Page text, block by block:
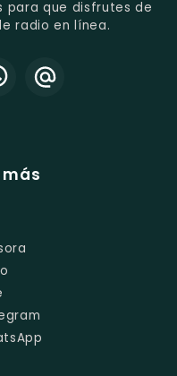
para que disfrutes de
radio en línea.